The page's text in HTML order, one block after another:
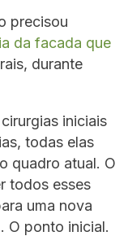
precisou
da facada que
durante
iniciais
todas elas
quadro atual. O
todos esses
uma nova
O ponto inicial.